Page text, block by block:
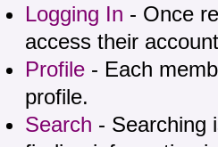
Logging In - Once
access their
Profile - Each
profile.
Search - Searching